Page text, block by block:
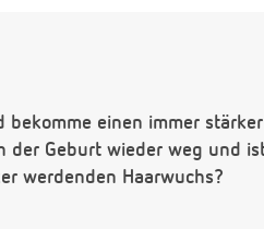
einen immer
der Geburt wieder weg und
werdenden Haarwuchs?